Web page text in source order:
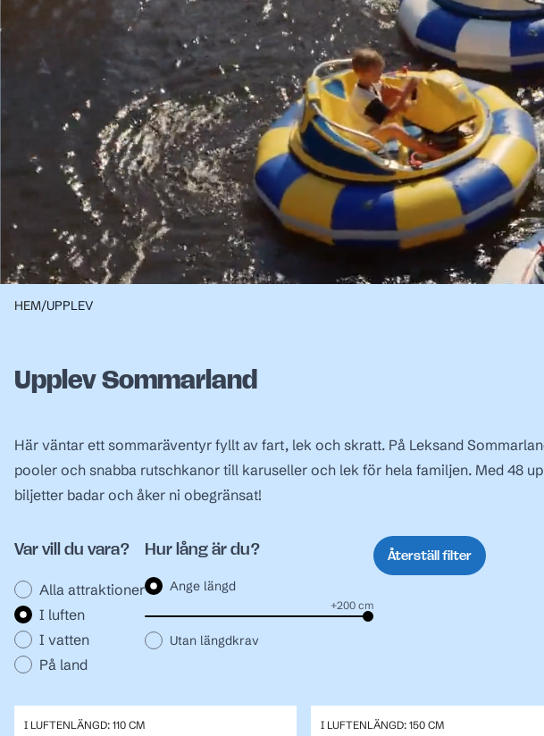
HEM/UPPLEV
Upplev Sommarland
Här väntar ett sommaräventyr fyllt av fart, lek och skratt. På Leksand
pooler och snabba rutschkanor till karuseller och lek för hela familjen. Med 48
biljetter badar och åker ni obegränsat!
Var vill du vara?
Alla attraktioner
I luften
I vatten
På land
Hur lång är du?
Ange längd
+200 cm
Utan längdkrav
Återställ filter
I LUFTENLÄNGD: 110 CM I LUFTENLÄNGD: 150 CM